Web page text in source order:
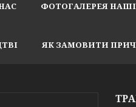
ФОТОГАЛЕРЕЯ
ЯК ЗАМОВИТИ